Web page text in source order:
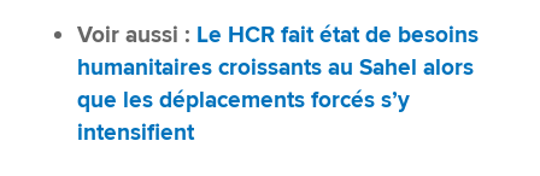
Voir aussi : Le HCR fait état de besoins
humanitaires croissants au Sahel alors
que les déplacements forcés s’y
intensifient